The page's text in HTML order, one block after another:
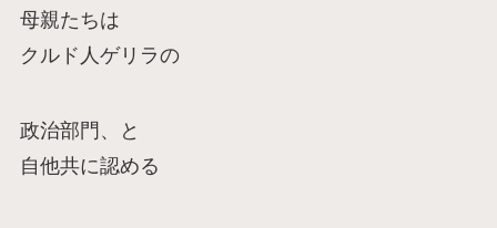
母親たちは
クルド人ゲリラの
政治部門、と
自他共に認める